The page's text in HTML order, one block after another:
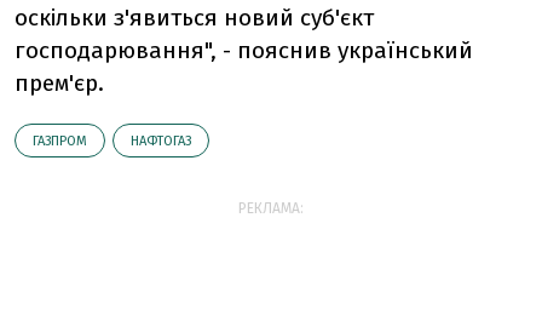
оскільки з'явиться новий суб'єкт
господарювання", - пояснив український
прем'єр.
ГАЗПРОМ НАФТОГАЗ
РЕКЛАМА: